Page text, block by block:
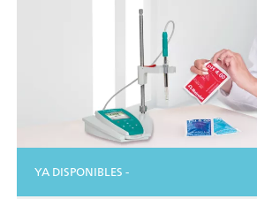
YA DISPONIBLES -